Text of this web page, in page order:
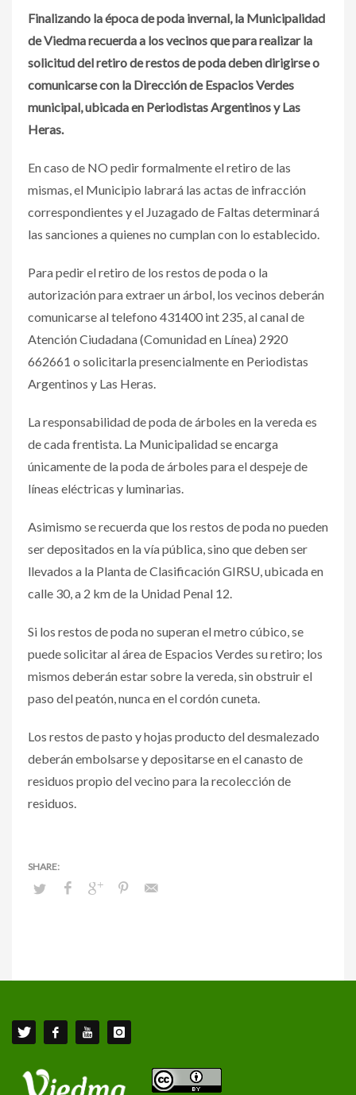
Finalizando la época de poda invernal, la Municipalidad
de Viedma recuerda a los vecinos que para realizar la
solicitud del retiro de restos de poda deben dirigirse o
comunicarse con la Dirección de Espacios Verdes
municipal, ubicada en Periodistas Argentinos y Las
Heras.
En caso de NO pedir formalmente el retiro de las
mismas, el Municipio labrará las actas de infracción
correspondientes y el Juzagado de Faltas determinará
las sanciones a quienes no cumplan con lo establecido.
Para pedir el retiro de los restos de poda o la
autorización para extraer un árbol, los vecinos deberán
comunicarse al telefono 431400 int 235, al canal de
Atención Ciudadana (Comunidad en Línea) 2920
662661 o solicitarla presencialmente en Periodistas
Argentinos y Las Heras.
La responsabilidad de poda de árboles en la vereda es
de cada frentista. La Municipalidad se encarga
únicamente de la poda de árboles para el despeje de
líneas eléctricas y luminarias.
Asimismo se recuerda que los restos de poda no pueden
ser depositados en la vía pública, sino que deben ser
llevados a la Planta de Clasificación GIRSU, ubicada en
calle 30, a 2 km de la Unidad Penal 12.
Si los restos de poda no superan el metro cúbico, se
puede solicitar al área de Espacios Verdes su retiro; los
mismos deberán estar sobre la vereda, sin obstruir el
paso del peatón, nunca en el cordón cuneta.
Los restos de pasto y hojas producto del desmalezado
deberán embolsarse y depositarse en el canasto de
residuos propio del vecino para la recolección de
residuos.